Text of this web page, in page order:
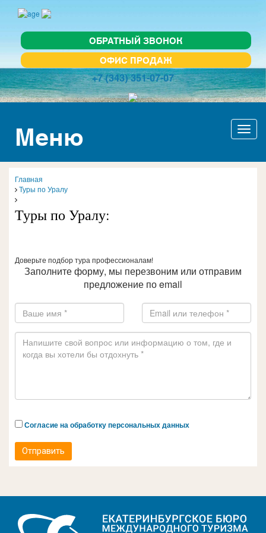
ОБРАТНЫЙ ЗВОНОК
ОФИС ПРОДАЖ
+7 (343) 351-07-07
Меню
Главная
Туры по Уралу
Туры по Уралу:
Доверьте подбор тура профессионалам!
Заполните форму, мы перезвоним или отправим
предложение по email
Согласие на обработку персональных данных
Отправить